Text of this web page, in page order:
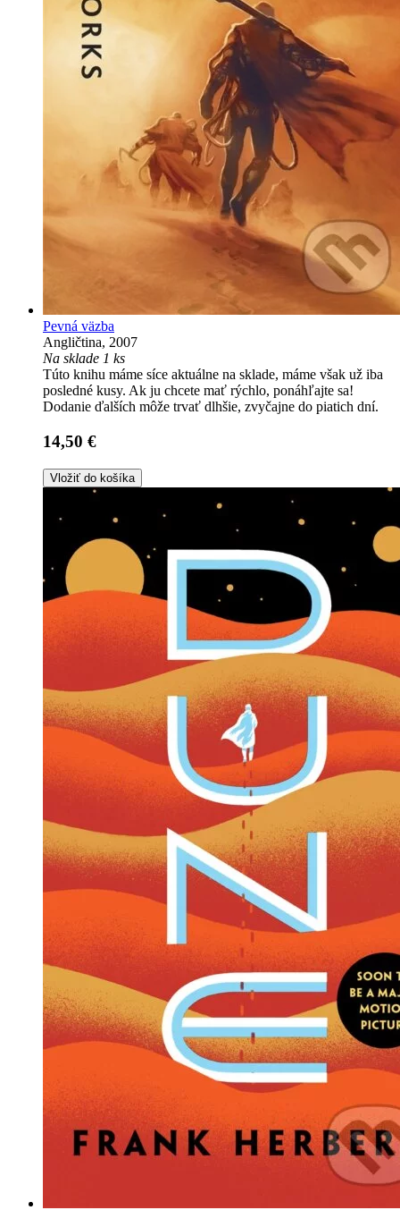
Pevná väzba
Angličtina, 2007
Na sklade 1 ks
Túto knihu máme síce aktuálne na sklade, máme však už iba
posledné kusy. Ak ju chcete mať rýchlo, ponáhľajte sa!
Dodanie ďalších môže trvať dlhšie, zvyčajne do piatich dní.
14,50 €
Vložiť do košíka